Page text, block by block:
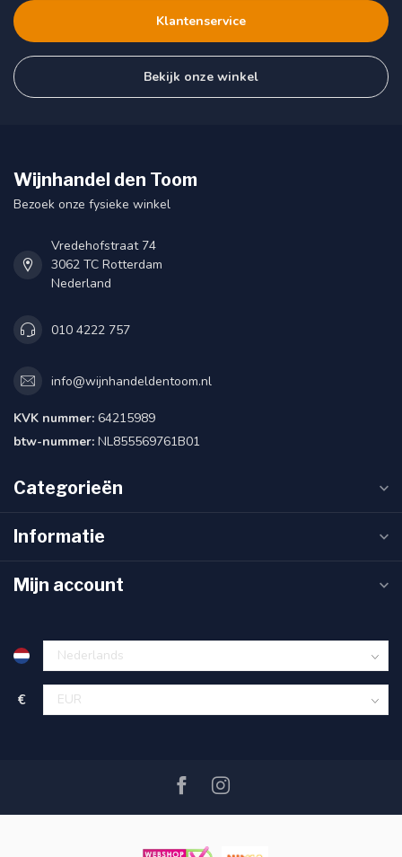
Klantenservice
Bekijk onze winkel
Wijnhandel den Toom
Bezoek onze fysieke winkel
Vredehofstraat 74
3062 TC Rotterdam
Nederland
010 4222 757
info@wijnhandeldentoom.nl
KVK nummer: 64215989
btw-nummer: NL855569761B01
Categorieën
Informatie
Mijn account
€